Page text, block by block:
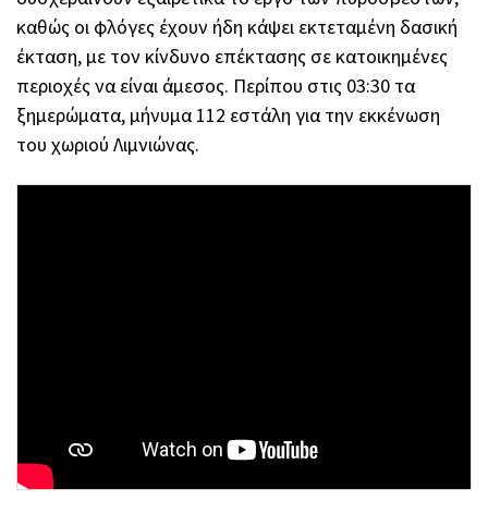
καθώς οι φλόγες έχουν ήδη κάψει εκτεταμένη δασική
έκταση, με τον κίνδυνο επέκτασης σε κατοικημένες
περιοχές να είναι άμεσος. Περίπου στις 03:30 τα
ξημερώματα, μήνυμα 112 εστάλη για την εκκένωση
του χωριού Λιμνιώνας.